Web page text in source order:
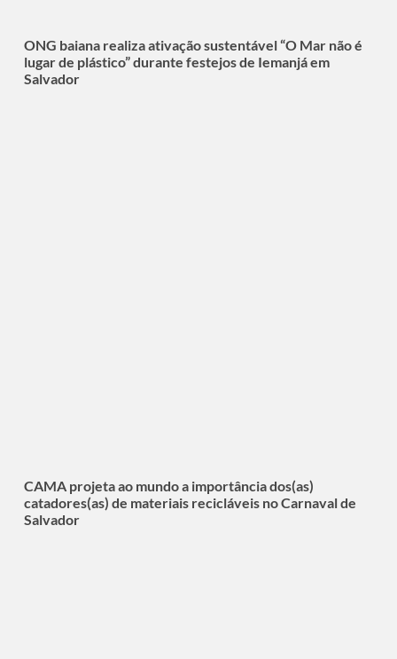
ONG baiana realiza ativação sustentável “O Mar não é
lugar de plástico” durante festejos de Iemanjá em
Salvador
CAMA projeta ao mundo a importância dos(as)
catadores(as) de materiais recicláveis no Carnaval de
Salvador